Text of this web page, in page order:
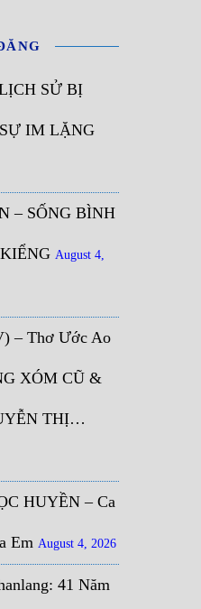
SỬ BỊ
IM LẶNG
– SỐNG BÌNH
August 4,
– Thơ Ước Ao
XÓM CŨ &
THỊ…
HUYỀN – Ca
Em August 4, 2026
41 Năm